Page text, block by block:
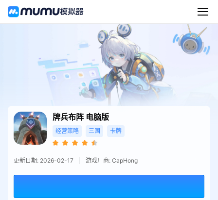
牌兵布阵 电脑版
经营策略 三国 卡牌
更新日期: 2026-02-17 游戏厂商: CapHong